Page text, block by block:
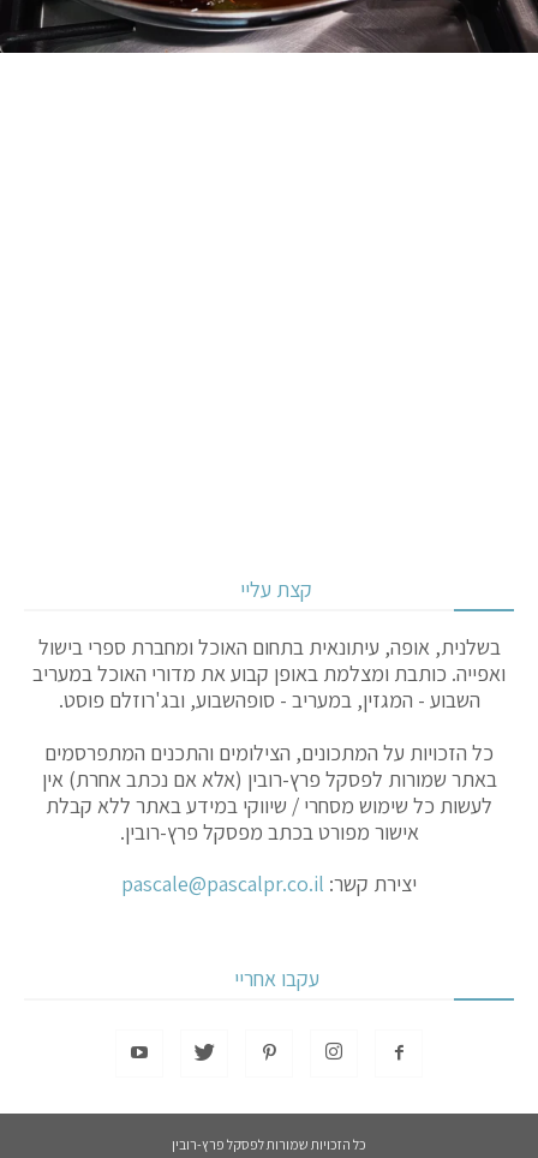
קצת עליי
בשלנית, אופה, עיתונאית בתחום האוכל ומחברת ספרי בישול
ואפייה. כותבת ומצלמת באופן קבוע את מדורי האוכל במעריב
השבוע - המגזין, במעריב - סופהשבוע, ובג'רוזלם פוסט.
כל הזכויות על המתכונים, הצילומים והתכנים המתפרסמים
באתר שמורות לפסקל פרץ-רובין (אלא אם נכתב אחרת) אין
לעשות כל שימוש מסחרי / שיווקי במידע באתר ללא קבלת
אישור מפורט בכתב מפסקל פרץ-רובין.
יצירת קשר: pascale@pascalpr.co.il
עקבו אחריי
כל הזכויות שמורות לפסקל פרץ-רובין